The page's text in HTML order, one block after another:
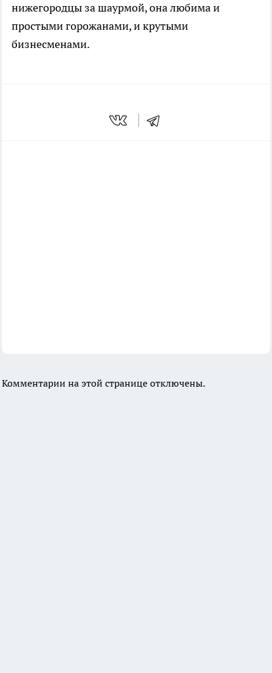
нижегородцы за шаурмой, она любима и
простыми горожанами, и крутыми
бизнесменами.
Комментарии на этой странице отключены.